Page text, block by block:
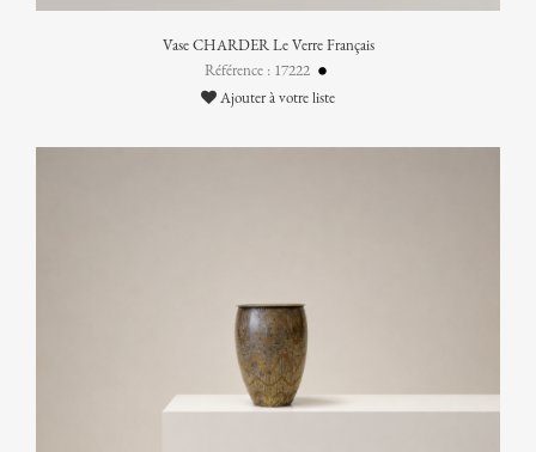
Vase CHARDER Le Verre Français
Référence : 17222
Ajouter à votre liste